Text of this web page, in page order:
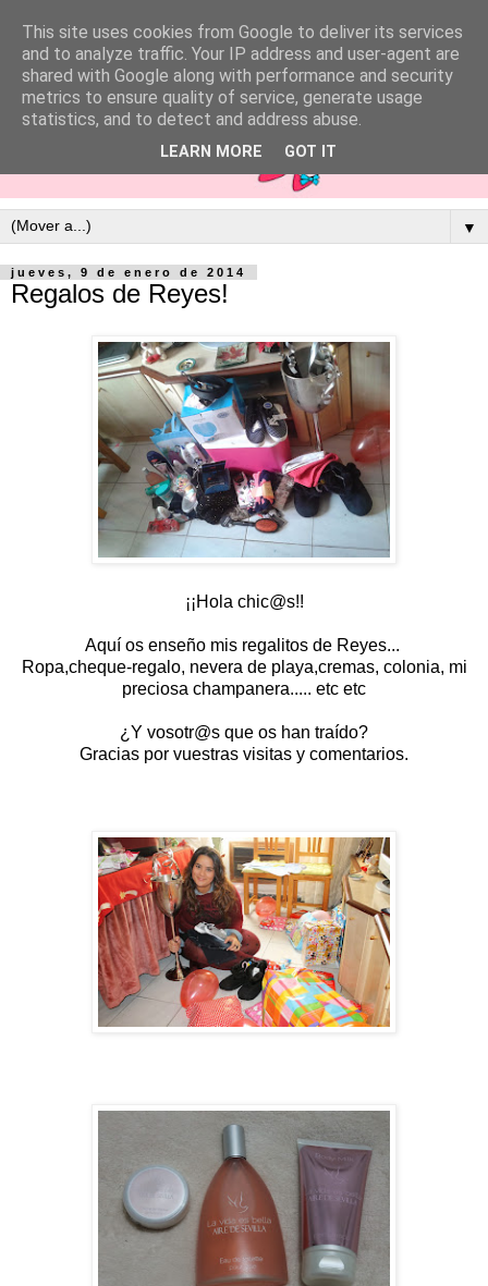
▼
jueves, 9 de enero de 2014
Regalos de Reyes!
¡¡Hola chic@s!!
Aquí os enseño mis regalitos de Reyes...
Ropa,cheque-regalo, nevera de playa,cremas, colonia, mi
preciosa champanera..... etc etc
¿Y vosotr@s que os han traído?
Gracias por vuestras visitas y comentarios.
This site uses cookies from Google to deliver its services
and to analyze traffic. Your IP address and user-agent are
shared with Google along with performance and security
metrics to ensure quality of service, generate usage
statistics, and to detect and address abuse.
LEARN MORE GOT IT